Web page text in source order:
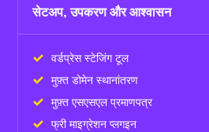
सेटअप, उपकरण और आश्वासन
वर्डप्रेस स्टेजिंग टूल
मुफ़्त डोमेन स्थानांतरण
मुफ़्त एसएसएल प्रमाणपत्र
फ्री माइग्रेशन प्लगइन